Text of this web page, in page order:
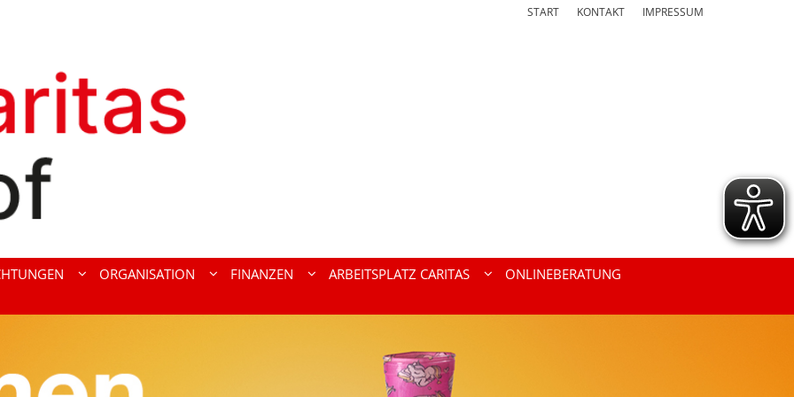
START KONTAKT IMPRESSUM
ORGANISATION FINANZEN ARBEITSPLATZ CARITAS
ONLINEBERATUNG